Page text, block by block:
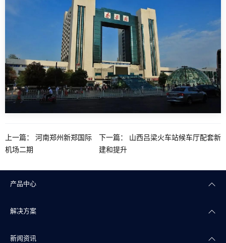
上一篇： 河南郑州新郑国际
机场二期
下一篇： 山西吕梁火车站候车厅配套新
建和提升
产品中心
楼宇自控
智能照明
解决方案
智慧商业
新闻资讯